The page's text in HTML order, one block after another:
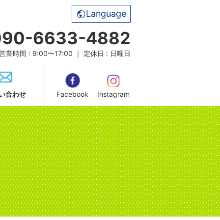
Language
6633-4882
業時間 : 9:00〜17:00 ｜ 定休日 : 日曜日
合わせ Facebook Instagram